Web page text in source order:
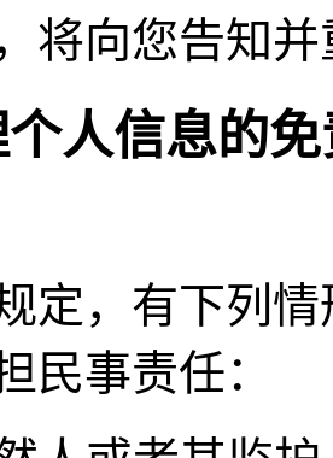
将向您告知
人信息的
定，有下列
民事责任：